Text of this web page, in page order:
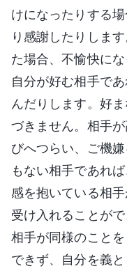
けになったりする
り感謝したりしま
た場合、不愉快に
自分が好む相手で
んだりします。好
づきません。相手
びへつらい、ご機
もない相手であれ
感を抱いている相
受け入れることが
相手が同様のこと
できず、自分を義